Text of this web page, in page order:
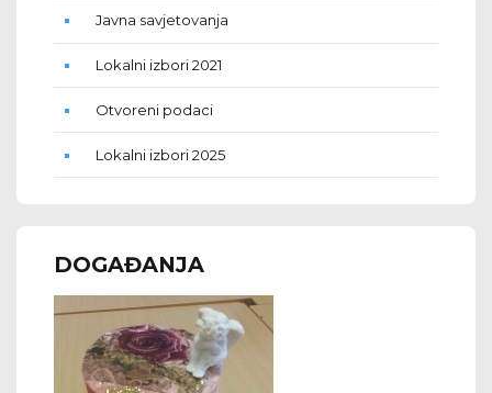
Javna savjetovanja
Lokalni izbori 2021
Otvoreni podaci
Lokalni izbori 2025
DOGAĐANJA